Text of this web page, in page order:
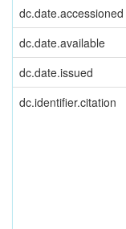
dc.date.accessioned
dc.date.available
dc.date.issued
dc.identifier.citation